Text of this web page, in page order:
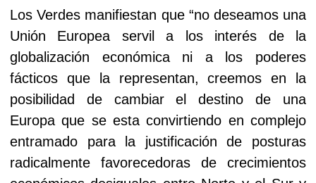
Los Verdes manifiestan que “no deseamos una
Unión Europea servil a los interés de la
globalización económica ni a los poderes
fácticos que la representan, creemos en la
posibilidad de cambiar el destino de una
Europa que se esta convirtiendo en complejo
entramado para la justificación de posturas
radicalmente favorecedoras de crecimientos